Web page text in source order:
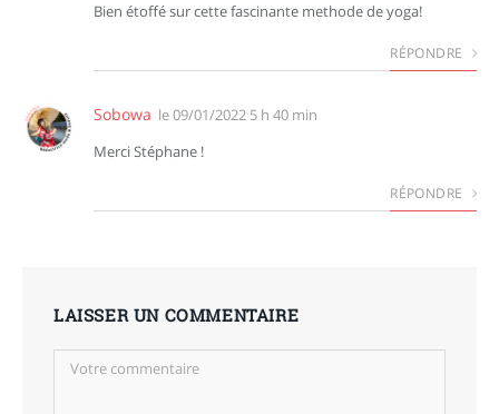
Bien étoffé sur cette fascinante methode de yoga!
RÉPONDRE
Sobowa le09/01/2022 5 h 40 min
Merci Stéphane !
RÉPONDRE
LAISSER UN COMMENTAIRE